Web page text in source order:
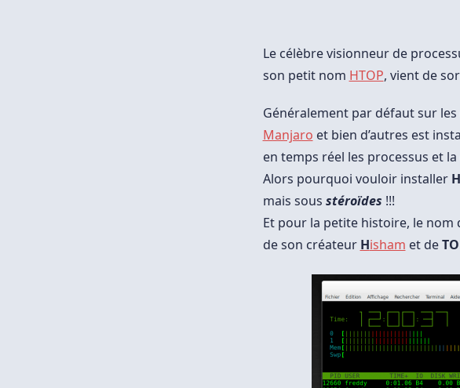
Le célèbre visionneur de
son petit nom HTOP, vient de
Généralement par défaut sur
Manjaro et bien d’autres est
en temps réel les processus et
Alors pourquoi vouloir installer
mais sous stéroïdes !!!
Et pour la petite histoire, le
de son créateur Hisham et de